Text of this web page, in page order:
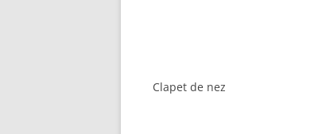
Clapet de nez